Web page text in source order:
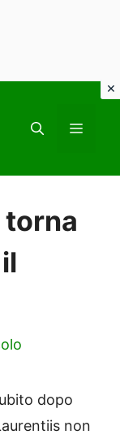
torna
dopo
non